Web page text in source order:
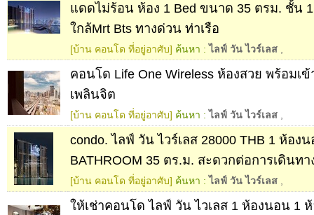
แดดไม่ร้อน ห้อง 1 Bed ขนาด 35 ตรม. ชั้น
ใกล้Mrt Bts ทางด่วน ท่าเรือ
[บ้าน คอนโด ที่อยู่อาศับ] ค้นหา : ไลฟ์ วัน ไวร์เลส
คอนโด Life One Wireless ห้องสวย พร้อมเข้
เพลินจิต
[บ้าน คอนโด ที่อยู่อาศับ] ค้นหา : ไลฟ์ วัน ไวร์เลส
condo. ไลฟ์ วัน ไวร์เลส 28000 THB 1 ห้อง
BATHROOM 35 ตร.ม. สะดวกต่อการเดินทา
[บ้าน คอนโด ที่อยู่อาศับ] ค้นหา : ไลฟ์ วัน ไวร์เลส
ให้เช่าคอนโด ไลฟ์ วัน ไวเลส 1 ห้องนอน 1